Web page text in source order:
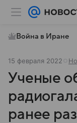
Война в Иране
15 февраля 2022
Ученые
ранее